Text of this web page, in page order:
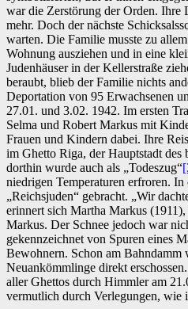
war die Zerstörung der Orden. Ihre
mehr. Doch der nächste
warten. Die Familie musste zu
Wohnung ausziehen und in eine
Judenhäuser in der Kellerstraße
beraubt, blieb der Familie nichts
Deportation von 95 Erwachsenen
27.01. und 3.02. 1942. Im ersten
Selma und Robert Markus mit
Frauen und Kindern dabei. Ihre
im Ghetto Riga, der Hauptstadt des
dorthin wurde auch als „Todeszug“
niedrigen Temperaturen erfroren.
„Reichsjuden“ gebracht. „Wir
erinnert sich Martha Markus
Markus. Der Schnee jedoch war
gekennzeichnet von Spuren eines
Bewohnern. Schon am Bahndamm
Neuankömmlinge direkt
aller Ghettos durch Himmler am
vermutlich durch Verlegungen, wie